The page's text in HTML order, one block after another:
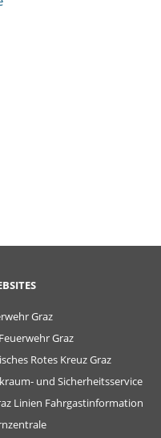
Graz
Graz
Rotes Kreuz Graz
und Sicherheitsservice
Linien Fahrgastinformation